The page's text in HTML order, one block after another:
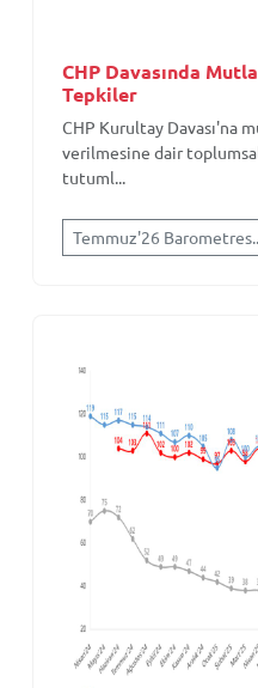
CHP Davasında
Tepkiler
CHP Kurultay Davası'na
verilmesine dair
tutuml...
Temmuz'26